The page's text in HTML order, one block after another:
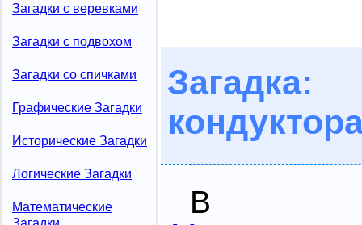
Загадки с веревками
Загадки с подвохом
Загадки со спичками
Графические Загадки
Исторические Загадки
Логические Загадки
Математические
В